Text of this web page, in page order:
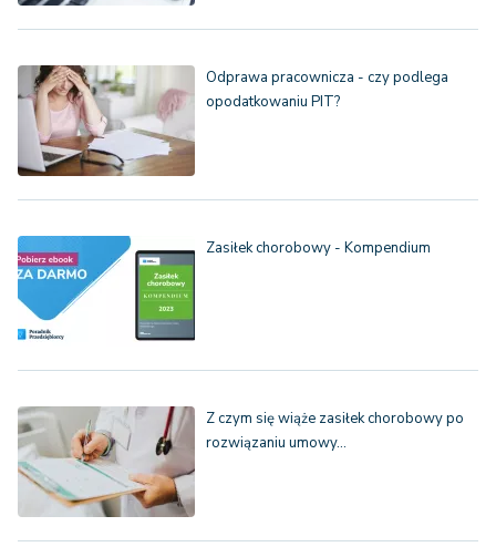
Odprawa pracownicza - czy podlega
opodatkowaniu PIT?
Zasiłek chorobowy - Kompendium
Z czym się wiąże zasiłek chorobowy po
rozwiązaniu umowy…